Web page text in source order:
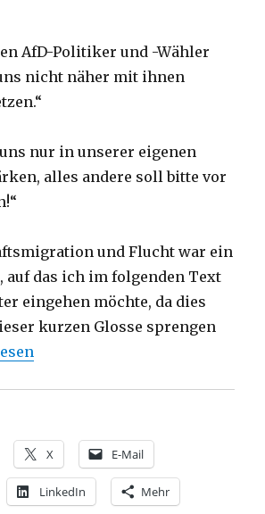
AfD-Politiker und -Wähler
nicht näher mit ihnen
nur in unserer eigenen
alles andere soll bitte vor
und Flucht war ein
auf das ich im folgenden Text
eingehen möchte, da dies
kurzen Glosse sprengen
zum Dortmunder Kirchentag 2019,
X E-Mail
LinkedIn Mehr